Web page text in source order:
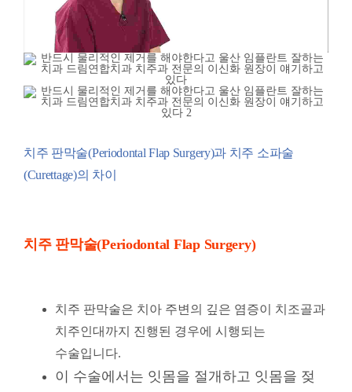
치주 판막술(Periodontal Flap Surgery)과 치주 소파술
(Curettage)의 차이
치주 판막술(Periodontal Flap Surgery)
치주 판막술은 치아 주변의 깊은 염증이 치조골과
치주인대까지 진행된 경우에 시행되는
수술입니다.
이 수술에서는 잇몸을 절개하고 잇몸을 젖